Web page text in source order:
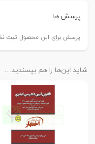
پرسش ها
پرسش برای این محصول ثبت
شاید این‌ها را هم بپسندید…